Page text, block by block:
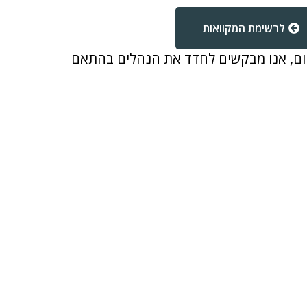
לרשימת המקוואות
אנו מבקשים לחדד את הנהלים בהתאם